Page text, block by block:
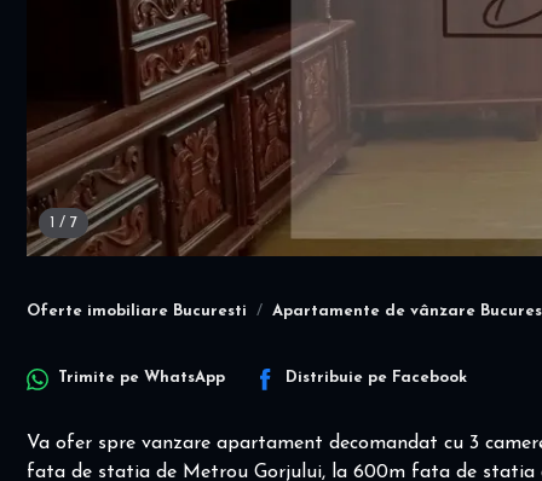
/ 7
Oferte imobiliare Bucuresti Apartamente de vânzare
Trimite pe WhatsApp Distribuie pe Facebook
Va ofer spre vanzare apartament decomandat cu 3
fata de statia de Metrou Gorjului, la 600m fata de statia